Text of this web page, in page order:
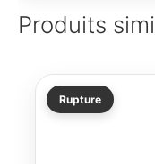
Produits
Rupture